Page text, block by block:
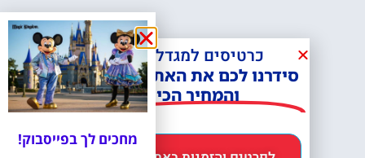
כרטיסים למגדל אייפל?
סידרנו לכם את האתר הכי אמין -
והמחיר הכי זול!
מחכים לך בפייסבוק!